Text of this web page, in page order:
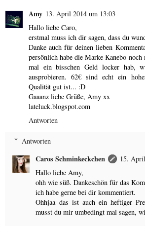
Amy 13. April 2014 um 13:03
Hallo liebe Caro,
erstmal muss ich dir sagen, dass du
Danke auch für deinen lieben
persönlich habe die Marke Kanebo
mal ein bisschen Geld locker hab,
ausprobieren. 62€ sind echt ein
Qualität gut ist... :D
Gaaanz liebe Grüße, Amy xx
lateluck.blogspot.com
Antworten
Antworten
Caros Schminkeckchen
15.
Hallo liebe Amy,
ohh wie süß. Dankeschön für das
ich habe gerne bei dir kommentiert.
Ohhjaa das ist auch ein heftiger
musst du mir umbedingt mal sagen,